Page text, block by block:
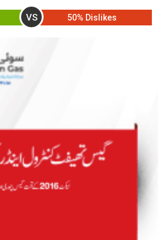
VS 50% Dislikes